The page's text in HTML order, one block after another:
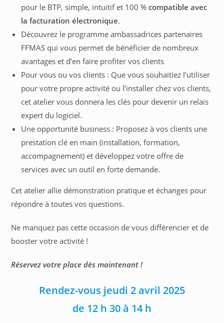
pour le BTP, simple, intuitif et 100 %compatible avec
la facturation électronique.
Découvrez le programme ambassadrices partenaires
FFMAS qui vous permet de bénéficier de nombreux
avantages et d’en faire profiter vos clients
Pour vous ou vos clients : Que vous souhaitiez l’utiliser
pour votre propre activité ou l’installer chez vos clients,
cet atelier vous donnera les clés pour devenir un relais
expert du logiciel.
Une opportunité business : Proposez à vos clients une
prestation clé en main (installation, formation,
accompagnement) et développez votre offre de
services avec un outil en forte demande.
Cet atelier allie démonstration pratique et échanges pour
répondre à toutes vos questions.
Ne manquez pas cette occasion de vous différencier et de
booster votre activité !
Réservez votre place dès maintenant !
Rendez-vous jeudi 2 avril 2025
de 12 h 30 à 14 h